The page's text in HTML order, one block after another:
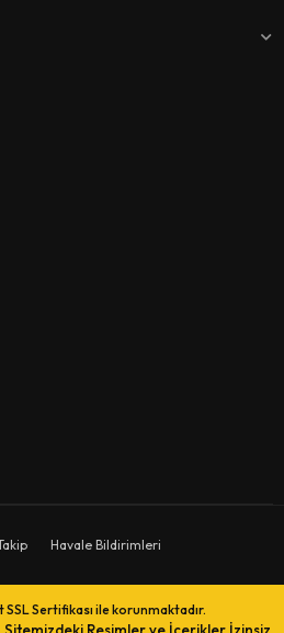
Havale Bildirimleri
Sertifikası ile korunmaktadır.